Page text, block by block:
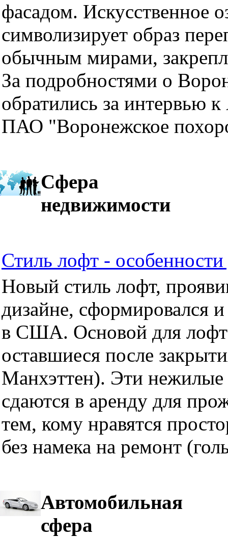
фасадом. Искусственное
символизирует образ
обычным мирами,
За подробностями о
обратились за интервью
ПАО "Воронежское
Сфера
недвижимости
Стиль лофт -
Новый стиль лофт,
дизайне, сформировался
в США. Основой для
оставшиеся после
Манхэттен). Эти нежилые
сдаются в аренду для
тем, кому нравятся
без намека на ремонт
Автомобильная
сфера